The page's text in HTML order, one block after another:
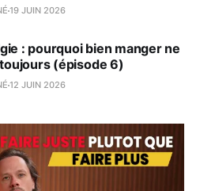
19 JUIN 2026
: pourquoi bien manger ne
(épisode 6)
12 JUIN 2026